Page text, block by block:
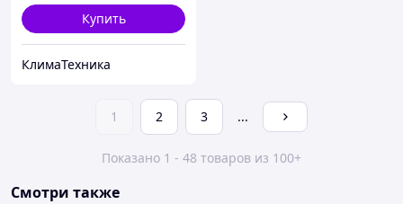
Купить
КлимаТехника
1 2 3 ...
Показано 1 - 48 товаров из 100+
Смотри также